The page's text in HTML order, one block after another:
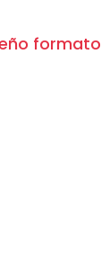
formato